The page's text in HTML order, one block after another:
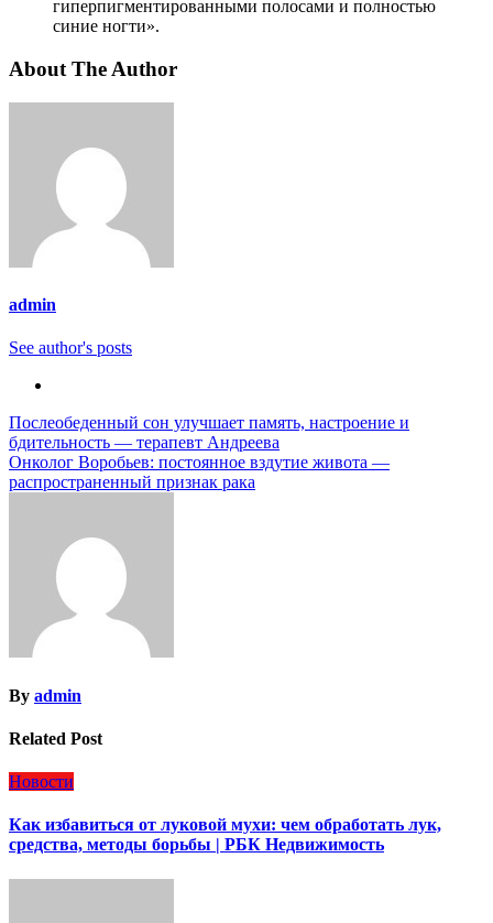
гиперпигментированными полосами и полностью
синие ногти».
About The Author
admin
See author's posts
Навигация
по
записям
Послеобеденный сон улучшает память, настроение и
бдительность — терапевт Андреева
Онколог Воробьев: постоянное вздутие живота —
распространенный признак рака
By admin
Related Post
Новости
Как избавиться от луковой мухи: чем обработать лук,
средства, методы борьбы | РБК Недвижимость